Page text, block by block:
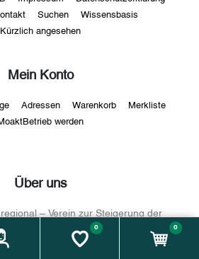
0 0
Suchen Wissensbasis
Kürzlich angesehen
Mein Konto
Adressen Warenkorb Merkliste
werden
Über uns
– Verein zur Steigerung der
und -qualität im
Weiz